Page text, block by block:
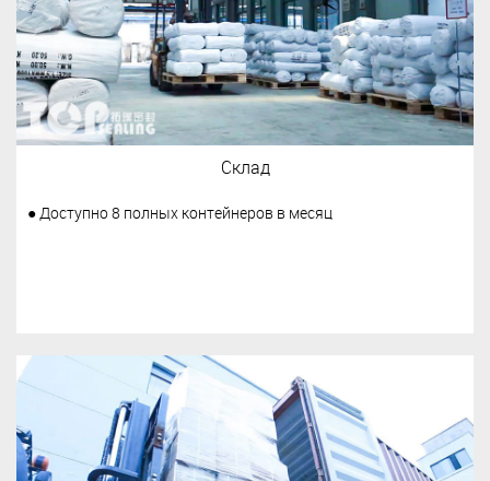
Склад
● Доступно 8 полных контейнеров в месяц